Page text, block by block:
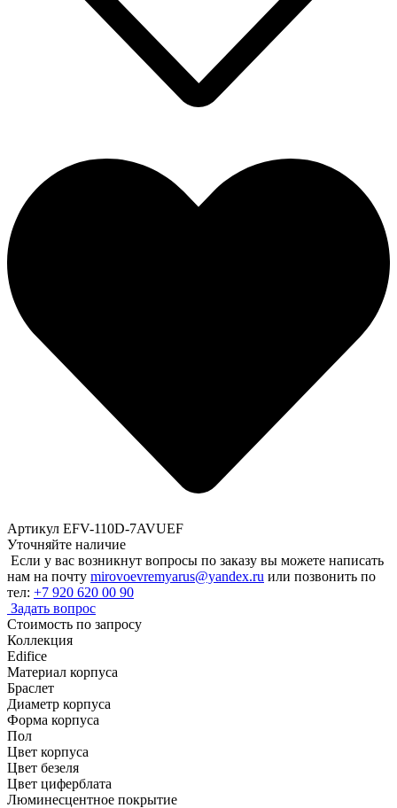
Артикул EFV-110D-7AVUEF
Уточняйте наличие
Если у вас возникнут вопросы по заказу вы можете написать
нам на почту mirovoevremyarus@yandex.ru или позвонить по
тел: +7 920 620 00 90
Задать вопрос
Стоимость по запросу
Коллекция
Edifice
Материал корпуса
Браслет
Диаметр корпуса
Форма корпуса
Пол
Цвет корпуса
Цвет безеля
Цвет циферблата
Люминесцентное покрытие